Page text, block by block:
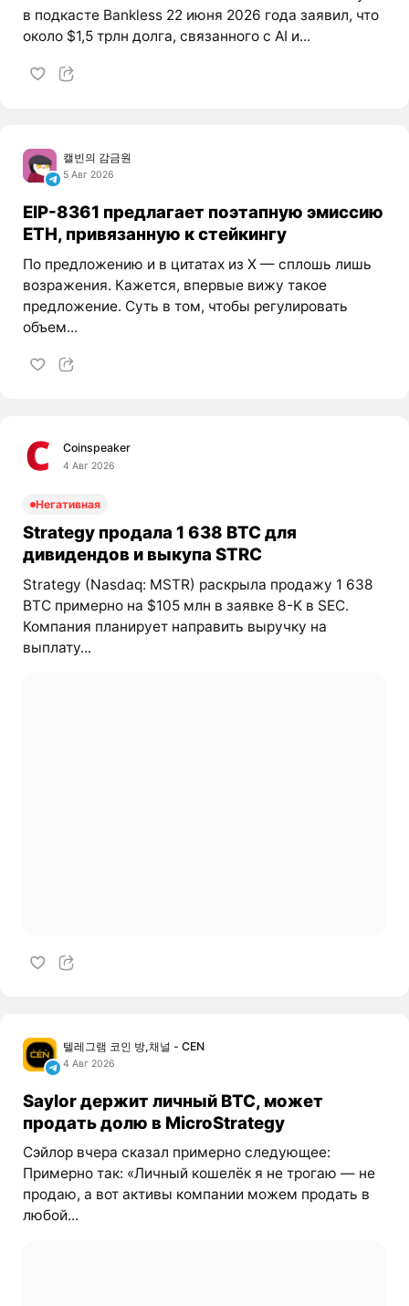
в подкасте Bankless 22 июня 2026 года заявил, что
около $1,5 трлн долга, связанного с AI и...
캘빈의 감금원
5 Авг 2026
EIP-8361 предлагает поэтапную эмиссию
ETH, привязанную к стейкингу
По предложению и в цитатах из X — сплошь лишь
возражения. Кажется, впервые вижу такое
предложение. Суть в том, чтобы регулировать
объем...
Coinspeaker
4 Авг 2026
Негативная
Strategy продала 1 638 BTC для
дивидендов и выкупа STRC
Strategy (Nasdaq: MSTR) раскрыла продажу 1 638
BTC примерно на $105 млн в заявке 8-K в SEC.
Компания планирует направить выручку на
выплату...
텔레그램 코인 방,채널 - CEN
4 Авг 2026
Saylor держит личный BTC, может
продать долю в MicroStrategy
Сэйлор вчера сказал примерно следующее:
Примерно так: «Личный кошелёк я не трогаю — не
продаю, а вот активы компании можем продать в
любой...